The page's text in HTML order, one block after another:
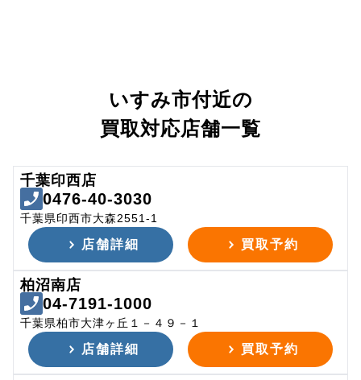
いすみ市付近の
買取対応店舗一覧
千葉印西店
0476-40-3030
千葉県印西市大森2551-1
店舗詳細 買取予約
柏沼南店
04-7191-1000
千葉県柏市大津ヶ丘１－４９－１
店舗詳細 買取予約